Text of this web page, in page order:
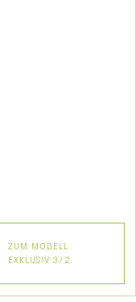
ZUM MODELL
EXKLUSIV 3/2